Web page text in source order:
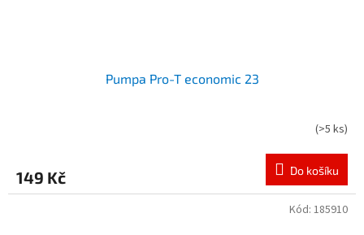
Pumpa Pro-T economic 23
(>5 ks)
149 Kč Do košíku
Kód: 185910